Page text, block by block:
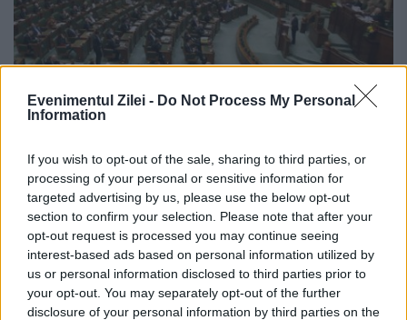
Evenimentul Zilei - Do Not Process My Personal
Information
If you wish to opt-out of the sale, sharing to third parties, or
processing of your personal or sensitive information for
targeted advertising by us, please use the below opt-out
section to confirm your selection. Please note that after your
opt-out request is processed you may continue seeing
interest-based ads based on personal information utilized by
us or personal information disclosed to third parties prior to
your opt-out. You may separately opt-out of the further
disclosure of your personal information by third parties on the
„Miercurea neagră”
24 MARTIE 2015
Dan Șova, Darius Vâlcov și Theodor
Nicolescu au mari șanse să scape de
reținere sau arestare preventivă. Ultimele